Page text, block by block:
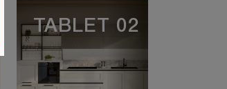
TABLET 02